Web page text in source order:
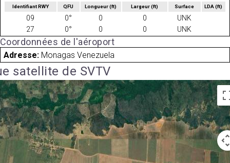
Identifiant RWY QFU Longueur(ft) Largeur(ft) Surface LDA(ft)
09 0° 0 0
UNK
27
0° 0 0 UNK
Coordonnées de l'aéroport
Adresse: Monagas Venezuela
satellite de SVTV